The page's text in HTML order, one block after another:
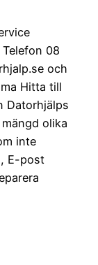
08
och
Hitta till
Datorhjälps
olika
inte
E-post